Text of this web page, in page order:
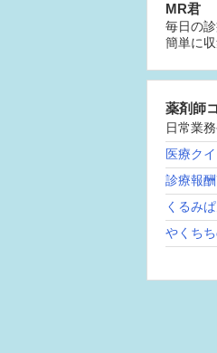
MR君
毎日の
簡単に収
薬剤師
日常業
医療ク
診療報
くるみ
やくち